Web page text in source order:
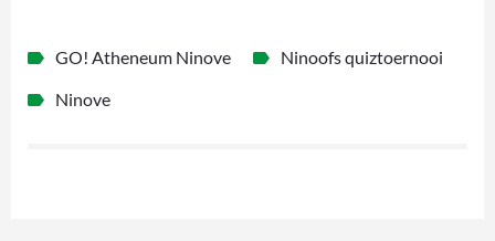
GO! Atheneum Ninove
Ninoofs quiztoernooi
Ninove